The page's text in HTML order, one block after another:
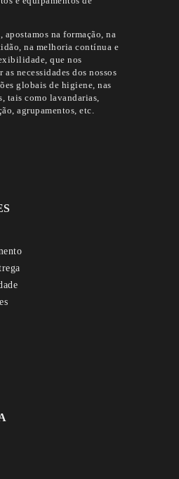
apostamos na formação, na
na melhoria contínua e
que nos
necessidades dos nossos
globais de higiene, nas
tais como lavandarias,
agrupamentos, etc.